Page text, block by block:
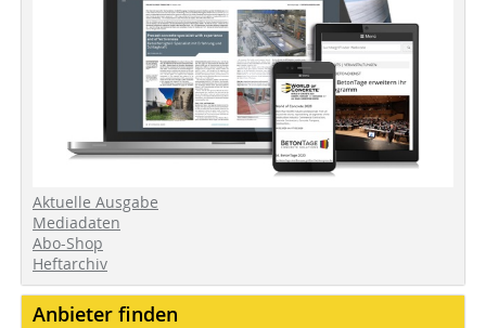
Aktuelle Ausgabe
Mediadaten
Abo-Shop
Heftarchiv
Anbieter finden